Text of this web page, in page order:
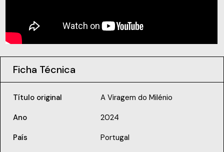
Ficha Técnica
Título original
A Viragem do Milénio
Ano
2024
País
Portugal